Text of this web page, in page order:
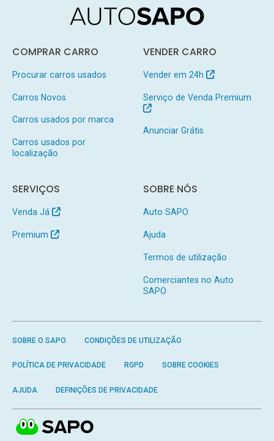
COMPRAR CARRO
Procurar carros usados
Carros Novos
Carros usados por marca
Carros usados por
localização
VENDER CARRO
Vender em 24h
Serviço de Venda Premium
Anunciar Grátis
SERVIÇOS
Venda Já
Premium
SOBRE NÓS
Auto SAPO
Ajuda
Termos de utilização
Comerciantes no Auto
SAPO
SOBRE O SAPO CONDIÇÕES DE UTILIZAÇÃO
POLÍTICA DE PRIVACIDADE RGPD SOBRE COOKIES
AJUDA DEFINIÇÕES DE PRIVACIDADE